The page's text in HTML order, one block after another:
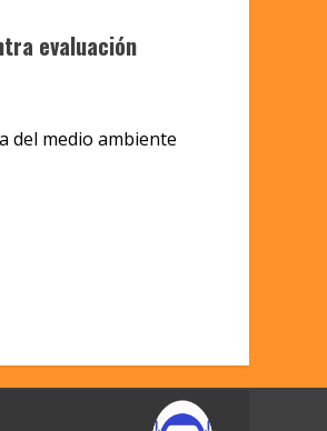
evaluación
del medio ambiente